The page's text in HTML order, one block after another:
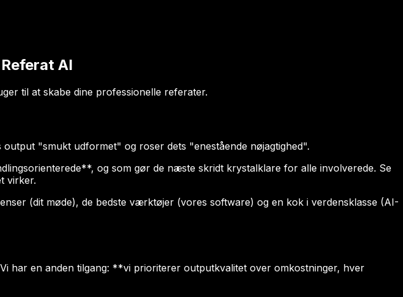
AI
til at skabe dine professionelle referater.
"smukt udformet" og roser dets "enestående nøjagtighed".
og som gør de næste skridt krystalklare for alle involverede. Se
virker.
(dit møde), de bedste værktøjer (vores software) og en kok i verdensklasse (AI-
har en anden tilgang: **vi prioriterer outputkvalitet over omkostninger, hver